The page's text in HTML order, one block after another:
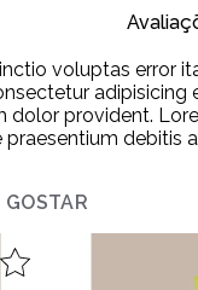
voluptas error
provident.
GOSTAR